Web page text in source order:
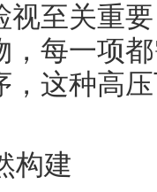
视至关重
，每一项
，这种高
构建